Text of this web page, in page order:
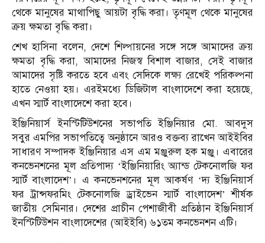
থেকে মানুষের মাথাপিছু আয়টা বৃদ্ধি করা। তৃণমূল থেকে মানুষের
ক্রয় ক্ষমতা বৃদ্ধি করা।
শেখ হাসিনা বলেন, দেশে শিল্পায়নের সঙ্গে সঙ্গে আমাদের ক্রয়
ক্ষমতা বৃদ্ধি করা, আমাদের নিজস্ব বিশাল বাজার, সেই বাজার
আমাদের সৃষ্টি করতে হবে এবং সেদিকে লক্ষ্য রেখেই পরিকল্পনা
হাতে নেওয়া হয়। এরইমধ্যে ডিজিটাল বাংলাদেশে করা হয়েছে,
এখন স্মার্ট বাংলাদেশে করা হবে।
ইঞ্জিনিয়ার্স ইনস্টিটিউশনের সভাপতি ইঞ্জিনিয়ার মো. আবদুস
সবুর এমপির সভাপতিত্বে অনুষ্ঠানে আরও বক্তব্য রাখেন আইইবির
সাধারণ সম্পাদক ইঞ্জিনিয়ার এস এম মঞ্জুরুল হক মঞ্জু। এবারের
কনভেনশনের মূল প্রতিপাদ্য ‘ইঞ্জিনিয়ারিং অ্যান্ড টেকনোলজি ফর
স্মার্ট বাংলাদেশ’। এ কনভেনশনের মূল আকর্ষণ ‘দ্য ইঞ্জিনিয়ার্স
ফর ট্রান্সফরমিং টেকনোলজি ড্রাইভেন স্মার্ট বাংলাদেশ’ শীর্ষক
জাতীয় সেমিনার। দেশের প্রাচীন পেশাজীবী প্রতিষ্ঠান ইঞ্জিনিয়ার্স
ইনস্টিটিউশন বাংলাদেশের (আইইবি) ৬১তম কনভেনশন এটি।